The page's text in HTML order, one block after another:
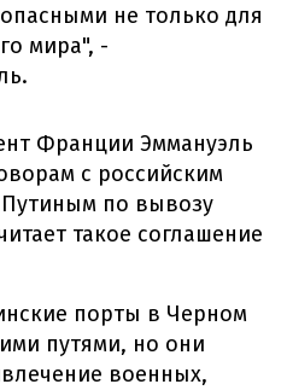
не только для
мира", -
Франции Эммануэль
с российским
по вывозу
такое соглашение
порты в Черном
путями, но они
военных,